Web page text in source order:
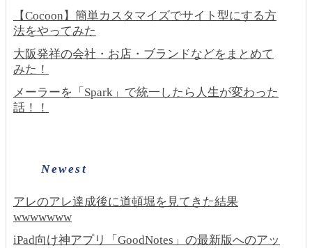
【Cocoon】簡単カスタマイズでサイト型にする方
法をやってみた
大阪発祥の会社・お店・ブランドなどをまとめて
みた！
メーラーを「Spark」で統一したら人生が変わった
話！！
Newest
アレのアレ達成後に道頓堀を見てきた結果
wwwwwww
iPad向け神アプリ「GoodNotes」の最新版へのアッ